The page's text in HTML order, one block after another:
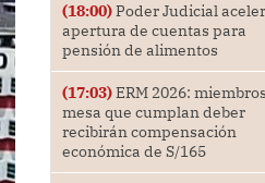
(18:00)Poder Judicial
apertura de cuentas para
pensión de alimentos
(17:03)ERM 2026:
mesa que cumplan deber
recibirán compensación
económica de S/165